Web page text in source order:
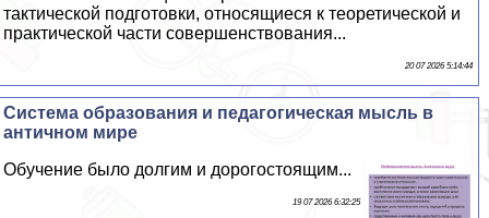
тактической подготовки, относящиеся к теоретической и
пpaктической части совершенствования...
20 07 2026 5:14:44
Система образования и педагогическая мысль в
античном мире
Обучение было долгим и дорогостоящим...
19 07 2026 6:32:25